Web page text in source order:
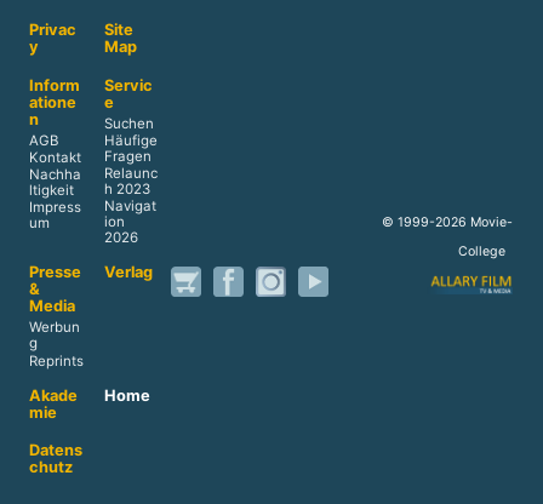
Privac
y
Site
Map
Inform
atione
n
AGB
Kontakt
Nachha
ltigkeit
Impress
um
Servic
e
Suchen
Häufige
Fragen
Relaunc
h 2023
Navigat
ion
2026
Presse
&
Media
Werbun
g
Reprints
Verlag
Akade
mie
Home
Datens
chutz
© 1999-2026 Movie-
College